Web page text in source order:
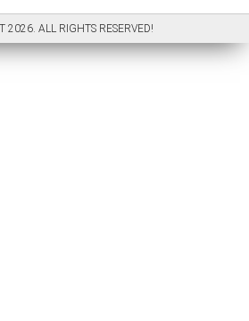
2026. ALL RIGHTS RESERVED!